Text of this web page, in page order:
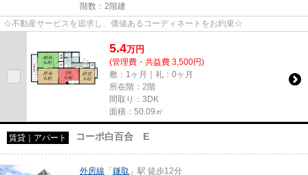
階数：2階建
☆不動産サービスを追求し、価値あるコーディネートをお約束☆
5.4万円
(管理費・共益費 3,500円)
敷：1ヶ月｜礼：0ヶ月
所在階：2階
間取り：3DK
面積：50.09㎡
賃貸｜アパート コーポ白百合 E
外房線 「 鎌取 」駅 徒歩12分